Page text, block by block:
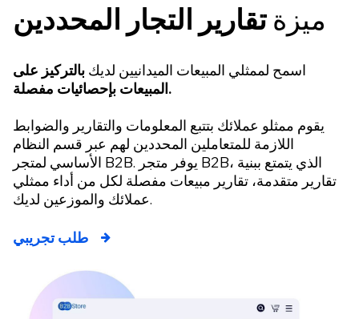
ميزة تقارير التجار المحددين
اسمح لممثلي المبيعات الميدانيين لديك بالتركيز على
المبيعات بإحصائيات مفصلة.
يقوم ممثلو عملائك بتتبع المعلومات والتقارير والضوابط
اللازمة للمتعاملين المحددين لهم عبر قسم النظام
الأساسي لمتجر B2B. يوفر متجر B2B، الذي يتمتع ببنية
تقارير متقدمة، تقارير مبيعات مفصلة لكل من أداء ممثلي
عملائك والموزعين لديك.
طلب تجريبي